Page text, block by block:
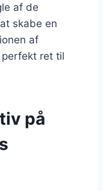
af de
skabe en
af
ret til
på